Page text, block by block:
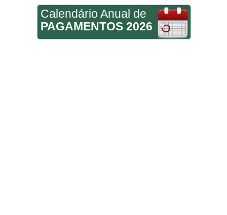
Calendário Anual de
PAGAMENTOS 2026